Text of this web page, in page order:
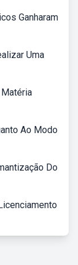
Ganharam
Uma
Ao Modo
Do